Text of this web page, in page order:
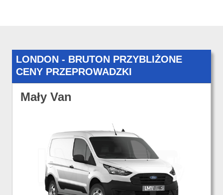
LONDON - BRUTON PRZYBLIŻONE
CENY PRZEPROWADZKI
Mały Van